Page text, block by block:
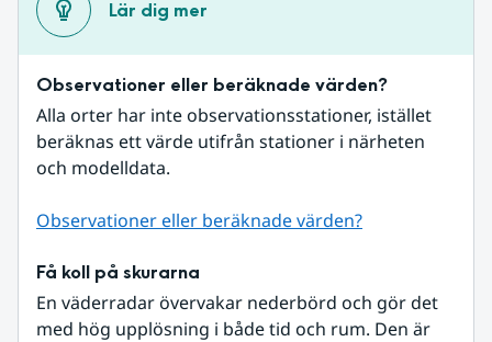
Lär dig mer
Observationer eller beräknade värden?
Alla orter har inte observationsstationer, istället
beräknas ett värde utifrån stationer i närheten
och modelldata.
Observationer eller beräknade värden?
Få koll på skurarna
En väderradar övervakar nederbörd och gör det
med hög upplösning i både tid och rum. Den är